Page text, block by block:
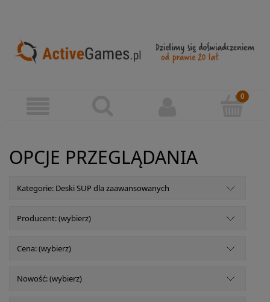
OPCJE PRZEGLĄDANIA
Kategorie: Deski SUP dla zaawansowanych
Producent: (wybierz)
Cena: (wybierz)
Nowość: (wybierz)